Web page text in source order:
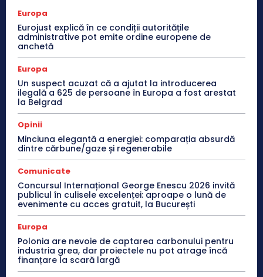
Europa
Eurojust explică în ce condiții autoritățile
administrative pot emite ordine europene de
anchetă
Europa
Un suspect acuzat că a ajutat la introducerea
ilegală a 625 de persoane în Europa a fost arestat
la Belgrad
Opinii
Minciuna elegantă a energiei: comparația absurdă
dintre cărbune/gaze și regenerabile
Comunicate
Concursul Internațional George Enescu 2026 invită
publicul în culisele excelenței: aproape o lună de
evenimente cu acces gratuit, la București
Europa
Polonia are nevoie de captarea carbonului pentru
industria grea, dar proiectele nu pot atrage încă
finanțare la scară largă